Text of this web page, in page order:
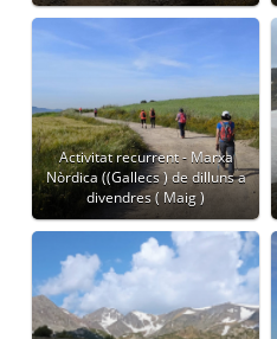
Activitat recurrent - Marxa
Nòrdica ((Gallecs ) de dilluns a
divendres ( Maig )